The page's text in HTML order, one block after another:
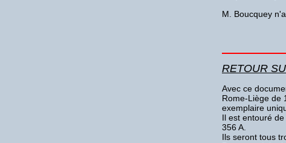
M. Boucquey
RETOUR
Avec ce
Rome-Liège de
exemplaire
Il est entouré
356 A.
Ils seront tous